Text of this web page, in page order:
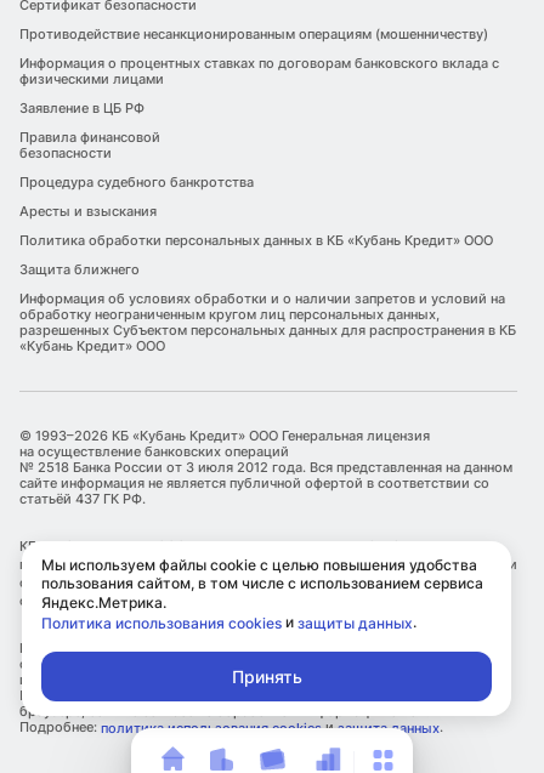
Мы используем файлы cookie с целью повышения удобства
пользования сайтом, в том числе с использованием сервиса
Яндекс.Метрика.
Политика использования cookies и защиты данных.
Принять
Сертификат безопасности
Противодействие несанкционированным операциям (мошенничеству)
Информация о процентных ставках по договорам банковского вклада с
физическими лицами
Заявление в ЦБ РФ
Правила финансовой
безопасности
Процедура судебного банкротства
Аресты и взыскания
Политика обработки персональных данных в КБ «Кубань Кредит» ООО
Защита ближнего
Информация об условиях обработки и о наличии запретов и условий на
обработку неограниченным кругом лиц персональных данных,
разрешенных Субъектом персональных данных для распространения в КБ
«Кубань Кредит» ООО
© 1993–2026 КБ «Кубань Кредит» ООО Генеральная лицензия
на осуществление банковских операций
№ 2518 Банка России от 3 июля 2012 года. Вся представленная на данном
сайте информация не является публичной офертой в соответствии со
статьёй 437 ГК РФ.
КБ «Кубань Кредит» ООО является оператором по обработке
персональных данных. Информация об обработке персональных данных и
сведения о реализуемых требованиях к защите персональных данных
отражены в Политике обработки персональных данных.
КБ «Кубань Кредит» ООО использует файлы cookie с целью улучшения
сервисов и повышения удобства пользования сайтом, в том числе с
использованием метрических сервисов Яндекс.Метрика.
Посетитель самостоятельно может ограничить использование cookie в
браузере, если не согласен с обработкой информации о нем.
Подробнее: политика использования cookiesизащита данных.